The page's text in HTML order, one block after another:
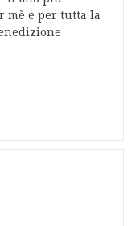
mè e per tutta la